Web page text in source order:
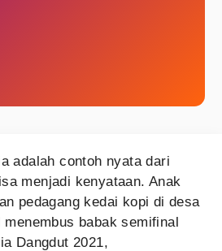
adalah contoh nyata dari
menjadi kenyataan. Anak
pedagang kedai kopi di desa
babak semifinal
Dangdut 2021,